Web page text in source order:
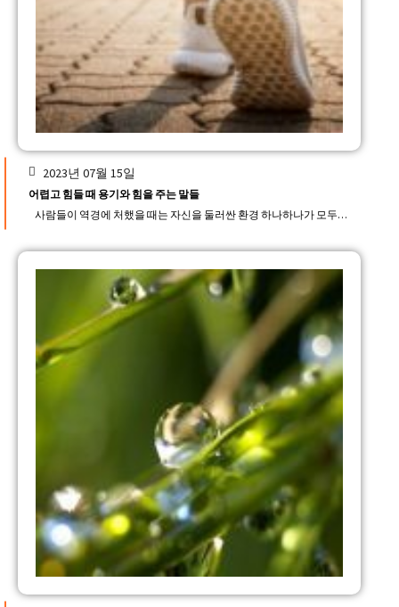
2023년 07월 15일
어렵고 힘들 때 용기와 힘을 주는 말들
사람들이 역경에 처했을 때는 자신을 둘러싼 환경 하나하나가 모두…